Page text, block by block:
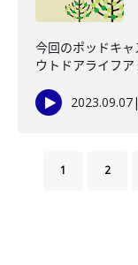
今回のポッドキ
ウトドアライフア
2023.09.07|
1 2